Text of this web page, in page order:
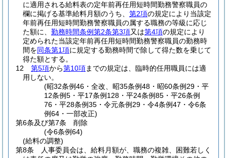
に適用される給料表の定年前再任用短時間勤務警察職員の
欄に掲げる基準給料月額のうち、 第2項の規定により当該定
年前再任用短時間勤務警察職員の属する職務の等級に応じ
た額に、 勤務時間条例第2条第3項又は第4項の規定により
定められた当該定年前再任用短時間勤務警察職員の勤務時
間を同条第1項に規定する勤務時間で除して得た数を乗じて
得た額とする。
12
第5項から第10項までの規定は、臨時的任用職員には適
用しない。
(昭32条例46・全改、昭35条例48・昭60条例29・平
12条例5・平17条例128・平24条例85・平26条例
76・平28条例35・令元条例29・令4条例47・令6条
例64・一部改正)
第6条及び第7条
削除
(令6条例64)
(給料の調整)
第8条
人事委員会は、給料月額が、職務の複雑、困難若しく